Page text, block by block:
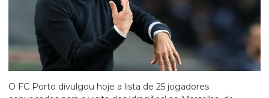
O FC Porto divulgou hoje a lista de 25 jogadores